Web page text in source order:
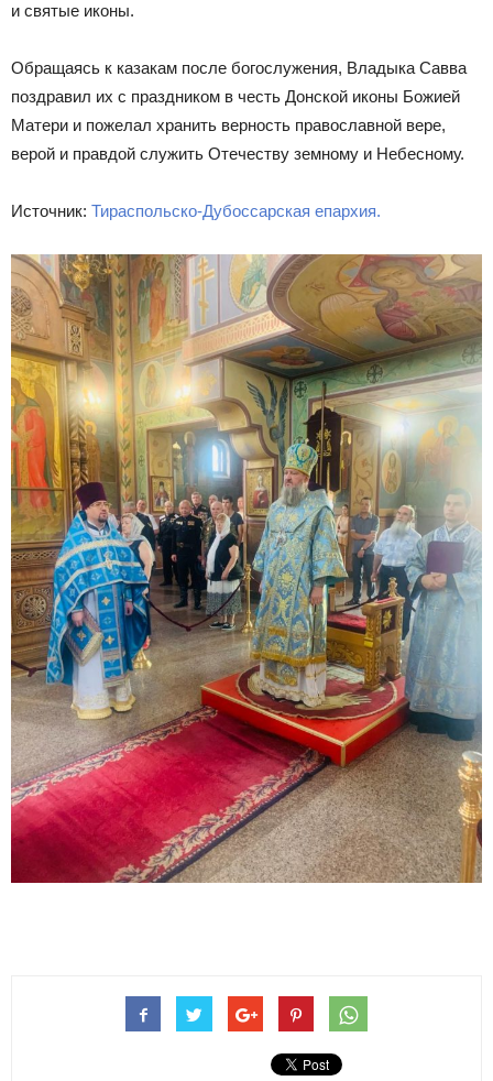
и святые иконы.
Обращаясь к казакам после богослужения, Владыка Савва
поздравил их с праздником в честь Донской иконы Божией
Матери и пожелал хранить верность православной вере,
верой и правдой служить Отечеству земному и Небесному.
Источник: Тираспольско-Дубоссарская епархия.